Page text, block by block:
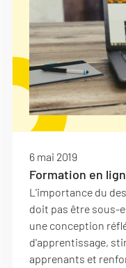
6 mai 2019
Formation en
L'importance du
doit pas être sous-
une conception
d'apprentissage,
apprenants et